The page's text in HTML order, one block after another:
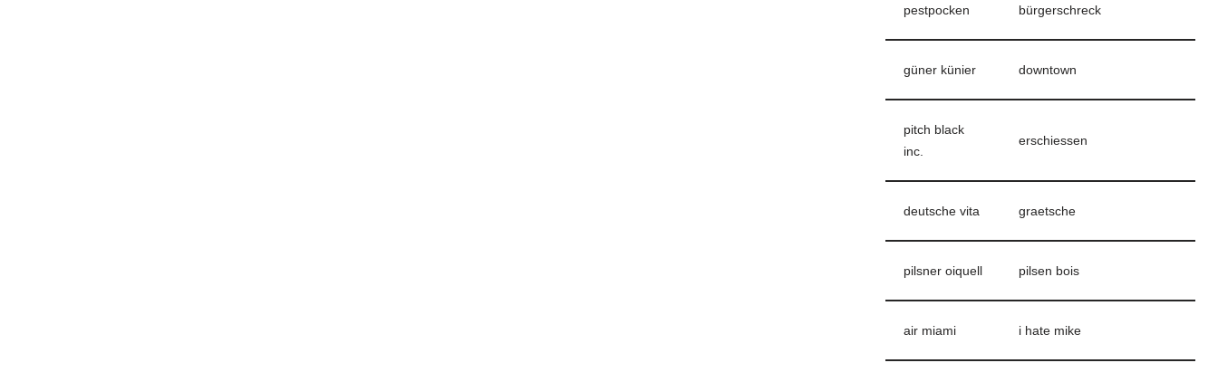
pestpocken bürgerschreck
güner künier downtown
pitch black
inc.
erschiessen
deutsche vita graetsche
pilsner oiquell pilsen bois
air miami i hate mike